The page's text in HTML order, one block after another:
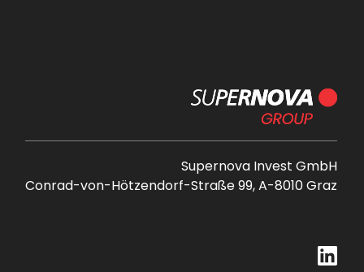
Supernova Invest GmbH
Conrad-von-Hötzendorf-Straße 99, A-8010 Graz